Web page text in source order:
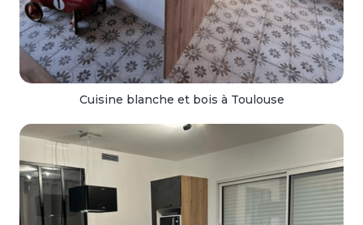
Cuisine blanche et bois à Toulouse